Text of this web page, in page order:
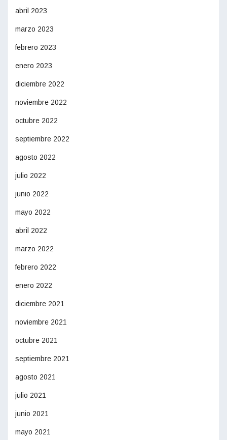
abril 2023
marzo 2023
febrero 2023
enero 2023
diciembre 2022
noviembre 2022
octubre 2022
septiembre 2022
agosto 2022
julio 2022
junio 2022
mayo 2022
abril 2022
marzo 2022
febrero 2022
enero 2022
diciembre 2021
noviembre 2021
octubre 2021
septiembre 2021
agosto 2021
julio 2021
junio 2021
mayo 2021